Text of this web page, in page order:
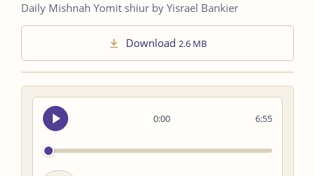
Daily Mishnah Yomit shiur by Yisrael Bankier
Download 2.6 MB
0:00
Seek
audio
6:55